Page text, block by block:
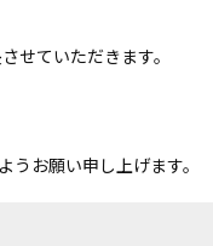
せていただきます。
お願い申し上げます。